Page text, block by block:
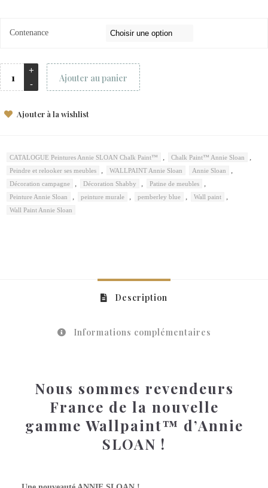
Contenance
Ajouter au panier
Ajouter à la wishlist
CATALOGUE Peintures Annie SLOAN Chalk Paint™ , Chalk Paint™ Annie Sloan ,
Peindre et relooker ses meubles , WALLPAINT Annie Sloan Annie Sloan ,
Décoration campagne , Décoration Shabby , Patine de meubles ,
Peinture Annie Sloan , peinture murale , pemberley blue , Wall paint ,
Wall Paint Annie Sloan
Description
Informations complémentaires
Nous sommes revendeurs
France de la nouvelle
gamme Wallpaint™ d’Annie
SLOAN !